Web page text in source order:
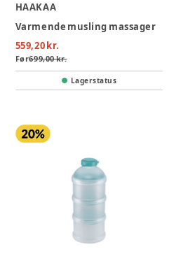
HAAKAA
Varmende musling massager
559,20 kr.
Før699,00 kr.
Lagerstatus